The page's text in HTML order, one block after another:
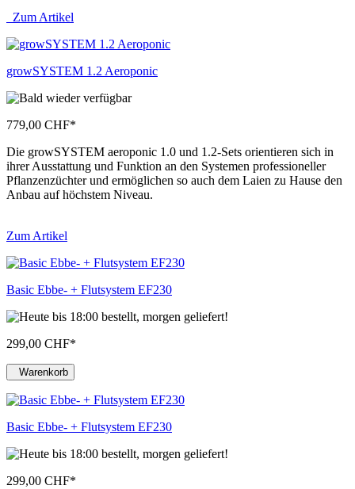
Zum Artikel
growSYSTEM 1.2 Aeroponic
779,00 CHF*
Die growSYSTEM aeroponic 1.0 und 1.2-Sets orientieren sich in
ihrer Ausstattung und Funktion an den Systemen professioneller
Pflanzenzüchter und ermöglichen so auch dem Laien zu Hause den
Anbau auf höchstem Niveau.
Zum Artikel
Basic Ebbe- + Flutsystem EF230
299,00 CHF*
Warenkorb
Basic Ebbe- + Flutsystem EF230
299,00 CHF*